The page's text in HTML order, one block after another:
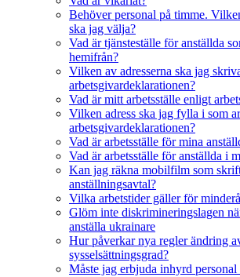
Behöver personal på timme.
ska jag välja?
Vad är tjänsteställe för anställda
hemifrån?
Vilken av adresserna ska jag
arbetsgivardeklarationen?
Vad är mitt arbetsställe enligt
Vilken adress ska jag fylla i som
arbetsgivardeklarationen?
Vad är arbetsställe för mina
Vad är arbetsställe för anställda i
Kan jag räkna mobilfilm som
anställningsavtal?
Vilka arbetstider gäller för
Glöm inte diskrimineringslagen
anställa ukrainare
Hur påverkar nya regler ändring
sysselsättningsgrad?
Måste jag erbjuda inhyrd personal